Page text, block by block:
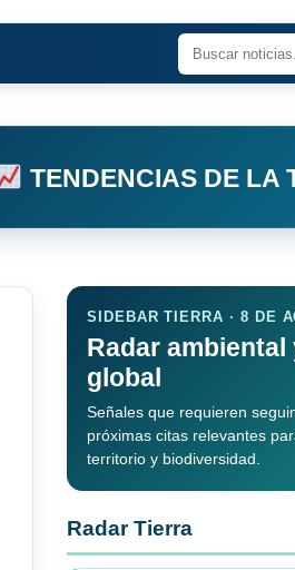
TENDENCIAS DE LA
SIDEBAR TIERRA · 8 DE
Radar ambiental
global
Señales que requieren
próximas citas relevantes
territorio y biodiversidad.
Radar Tierra